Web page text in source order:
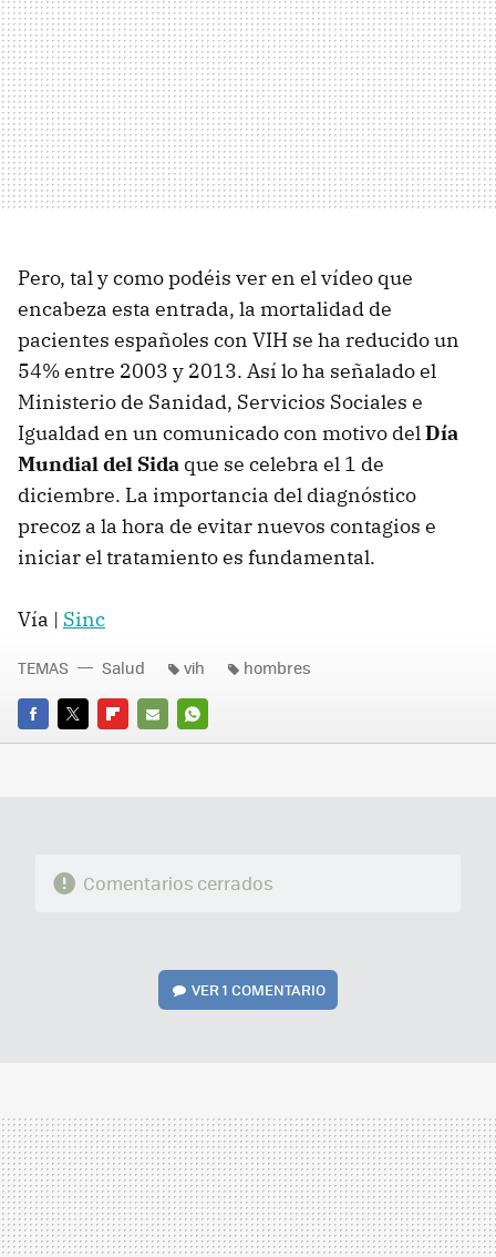
Pero, tal y como podéis ver en el vídeo que
encabeza esta entrada, la mortalidad de
pacientes españoles con VIH se ha reducido un
54% entre 2003 y 2013. Así lo ha señalado el
Ministerio de Sanidad, Servicios Sociales e
Igualdad en un comunicado con motivo delDía
Mundial del Sida que se celebra el 1 de
diciembre. La importancia del diagnóstico
precoz a la hora de evitar nuevos contagios e
iniciar el tratamiento es fundamental.
Vía | Sinc
FACEBOOK
TWITTERFLIPBOARD
E-
WHATSAPP
TEMAS Salud vih hombres
Comentarios cerrados
VER1 COMENTARIO